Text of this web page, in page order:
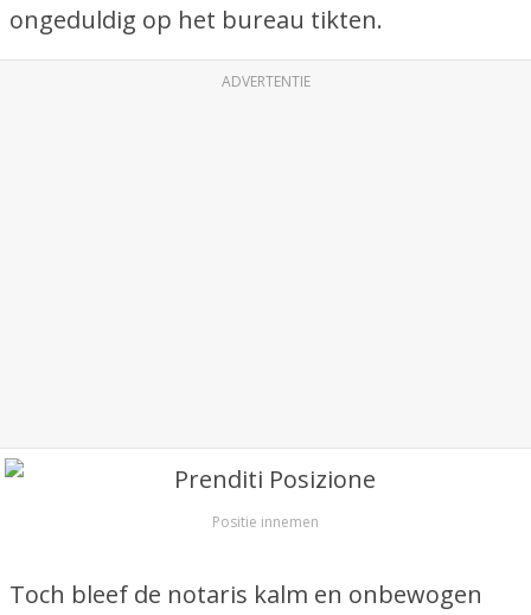
ongeduldig op het bureau tikten.
ADVERTENTIE
Positie innemen
Toch bleef de notaris kalm en onbewogen